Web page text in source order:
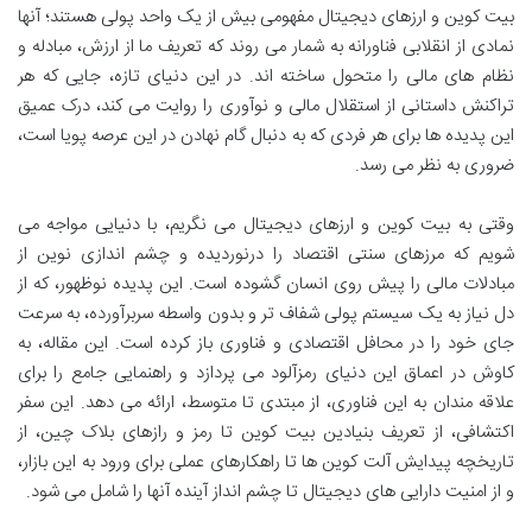
بیت کوین و ارزهای دیجیتال مفهومی بیش از یک واحد پولی هستند؛ آنها
نمادی از انقلابی فناورانه به شمار می روند که تعریف ما از ارزش، مبادله و
نظام های مالی را متحول ساخته اند. در این دنیای تازه، جایی که هر
تراکنش داستانی از استقلال مالی و نوآوری را روایت می کند، درک عمیق
این پدیده ها برای هر فردی که به دنبال گام نهادن در این عرصه پویا است،
ضروری به نظر می رسد.
وقتی به بیت کوین و ارزهای دیجیتال می نگریم، با دنیایی مواجه می
شویم که مرزهای سنتی اقتصاد را درنوردیده و چشم اندازی نوین از
مبادلات مالی را پیش روی انسان گشوده است. این پدیده نوظهور، که از
دل نیاز به یک سیستم پولی شفاف تر و بدون واسطه سربرآورده، به سرعت
جای خود را در محافل اقتصادی و فناوری باز کرده است. این مقاله، به
کاوش در اعماق این دنیای رمزآلود می پردازد و راهنمایی جامع را برای
علاقه مندان به این فناوری، از مبتدی تا متوسط، ارائه می دهد. این سفر
اکتشافی، از تعریف بنیادین بیت کوین تا رمز و رازهای بلاک چین، از
تاریخچه پیدایش آلت کوین ها تا راهکارهای عملی برای ورود به این بازار،
و از امنیت دارایی های دیجیتال تا چشم انداز آینده آنها را شامل می شود.